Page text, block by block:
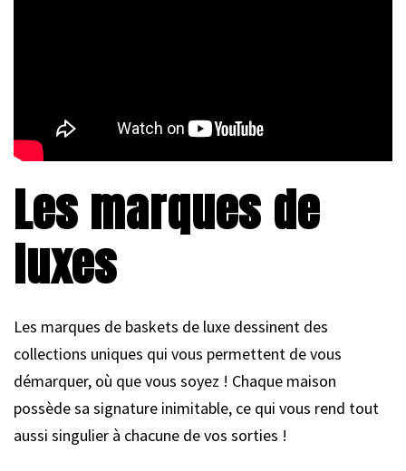
Les marques de
luxes
Les marques de baskets de luxe dessinent des
collections uniques qui vous permettent de vous
démarquer, où que vous soyez ! Chaque maison
possède sa signature inimitable, ce qui vous rend tout
aussi singulier à chacune de vos sorties !